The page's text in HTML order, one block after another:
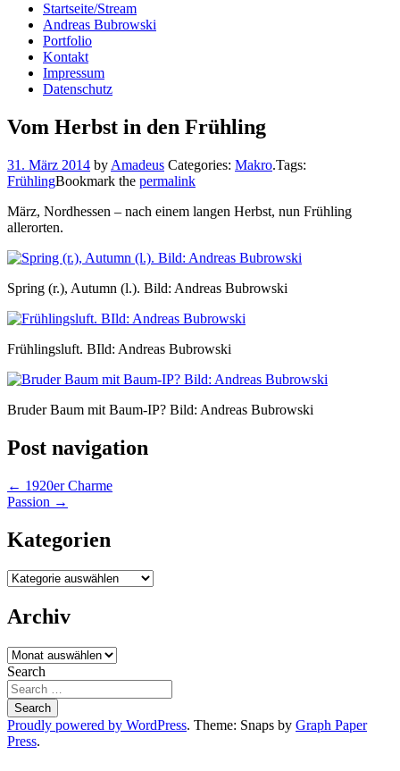
Startseite/Stream
Andreas Bubrowski
Portfolio
Kontakt
Impressum
Datenschutz
Vom Herbst in den Frühling
31. März 2014 by Amadeus Categories: Makro.Tags:
FrühlingBookmark the permalink
März, Nordhessen – nach einem langen Herbst, nun Frühling
allerorten.
Spring (r.), Autumn (l.). Bild: Andreas Bubrowski
Frühlingsluft. BIld: Andreas Bubrowski
Bruder Baum mit Baum-IP? Bild: Andreas Bubrowski
Post navigation
← 1920er Charme
Passion →
Kategorien
Kategorien
Archiv
Archiv
Search
Proudly powered by WordPress. Theme: Snaps by Graph Paper
Press.